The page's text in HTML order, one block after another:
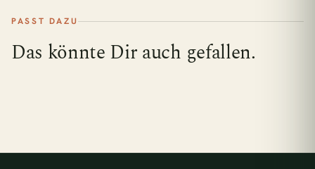
PASST DAZU
Das könnte Dir auch gefallen.